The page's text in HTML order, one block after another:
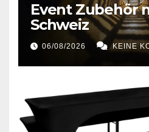
Event Zubehör
Schweiz
06/08/2026 KEINE